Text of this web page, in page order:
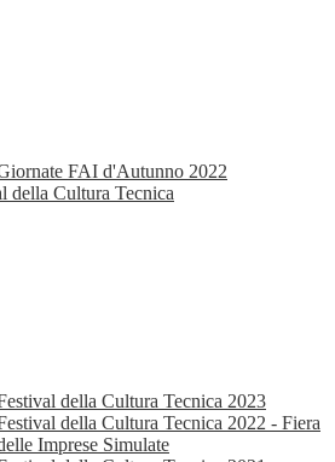
FAI d'Autunno 2022
della Cultura Tecnica
della Cultura Tecnica 2023
della Cultura Tecnica 2022 - Fiera
Imprese Simulate